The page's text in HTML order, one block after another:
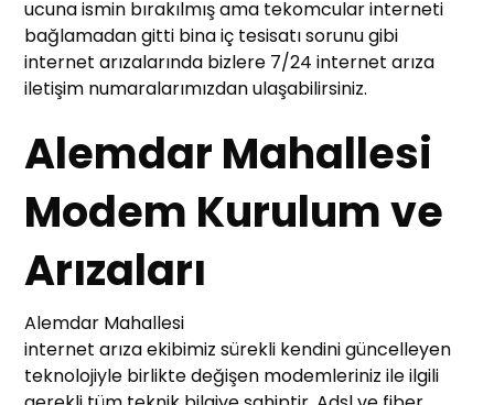
ucuna ismin bırakılmış ama tekomcular interneti
bağlamadan gitti bina iç tesisatı sorunu gibi
internet arızalarında bizlere 7/24 internet arıza
iletişim numaralarımızdan ulaşabilirsiniz.
Alemdar Mahallesi
Modem Kurulum ve
Arızaları
Alemdar Mahallesi
internet arıza ekibimiz sürekli kendini güncelleyen
teknolojiyle birlikte değişen modemleriniz ile ilgili